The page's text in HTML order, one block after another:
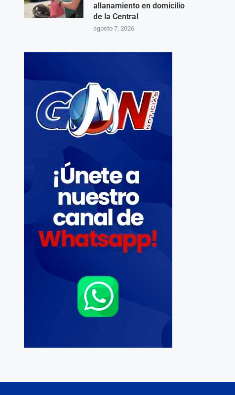
allanamiento en domicilio
de la Central
agosto 7, 2026